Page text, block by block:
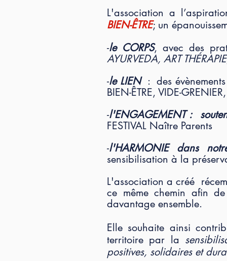
L'association a
BIEN-ÊTRE; un
-le CORPS, avec des
AYURVEDA, ART
-le LIEN: des évènements
BIEN-ÊTRE, VIDE-
-l'ENGAGEMENT :
FESTIVAL Naître Parents
-l'HARMONIE dans
sensibilisation à la
L'association a créé
ce même chemin afin
davantage ensemble.
Elle souhaite ainsi
territoire par la
positives, solidaires et